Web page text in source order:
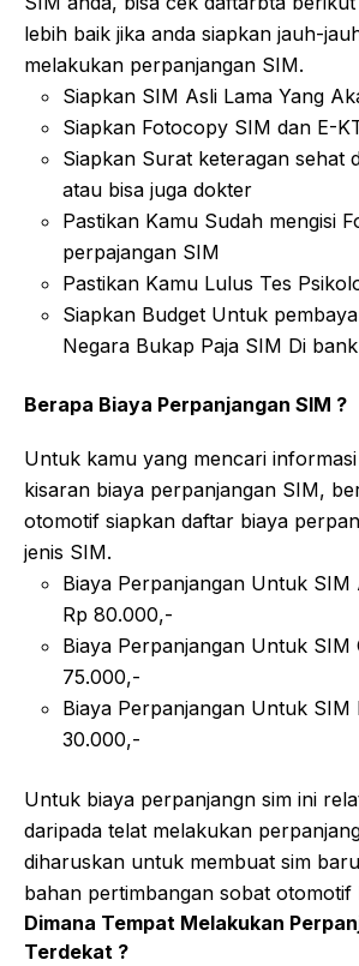
lebih baik jika anda siapkan jauh-
melakukan perpanjangan SIM.
Siapkan SIM Asli Lama Yang
Siapkan Fotocopy SIM dan E-
Siapkan Surat keteragan sehat
atau bisa juga dokter
Pastikan Kamu Sudah mengisi
perpajangan SIM
Pastikan Kamu Lulus Tes
Siapkan Budget Untuk
Negara Bukap Paja SIM Di
Berapa Biaya Perpanjangan SIM ?
Untuk kamu yang mencari
kisaran biaya perpanjangan SIM,
otomotif siapkan daftar biaya
jenis SIM.
Biaya Perpanjangan Untuk SIM
Rp 80.000,-
Biaya Perpanjangan Untuk SIM
75.000,-
Biaya Perpanjangan Untuk SIM
30.000,-
Untuk biaya perpanjangn sim ini
daripada telat melakukan
diharuskan untuk membuat sim
bahan pertimbangan sobat otomotif
Dimana Tempat Melakukan
Terdekat ?